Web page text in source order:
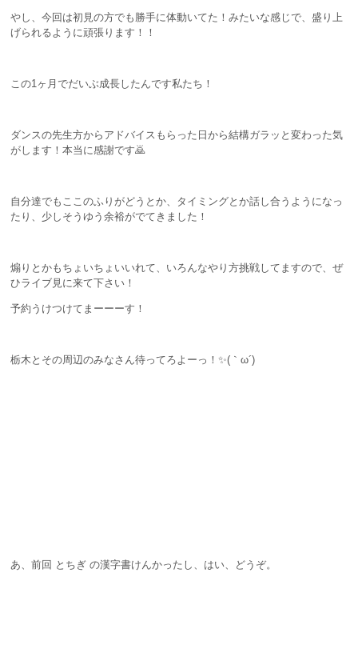
やし、今回は初見の方でも勝手に体動いてた！みたいな感じで、盛り上
げられるように頑張ります！！
この1ヶ月でだいぶ成長したんです私たち！
ダンスの先生方からアドバイスもらった日から結構ガラッと変わった気
がします！本当に感謝です🙇
自分達でもここのふりがどうとか、タイミングとか話し合うようになっ
たり、少しそうゆう余裕がでてきました！
煽りとかもちょいちょいいれて、いろんなやり方挑戦してますので、ぜ
ひライブ見に来て下さい！
予約うけつけてまーーーす！
栃木とその周辺のみなさん待ってろよーっ！✨(｀ω´)
あ、前回 とちぎ の漢字書けんかったし、はい、どうぞ。